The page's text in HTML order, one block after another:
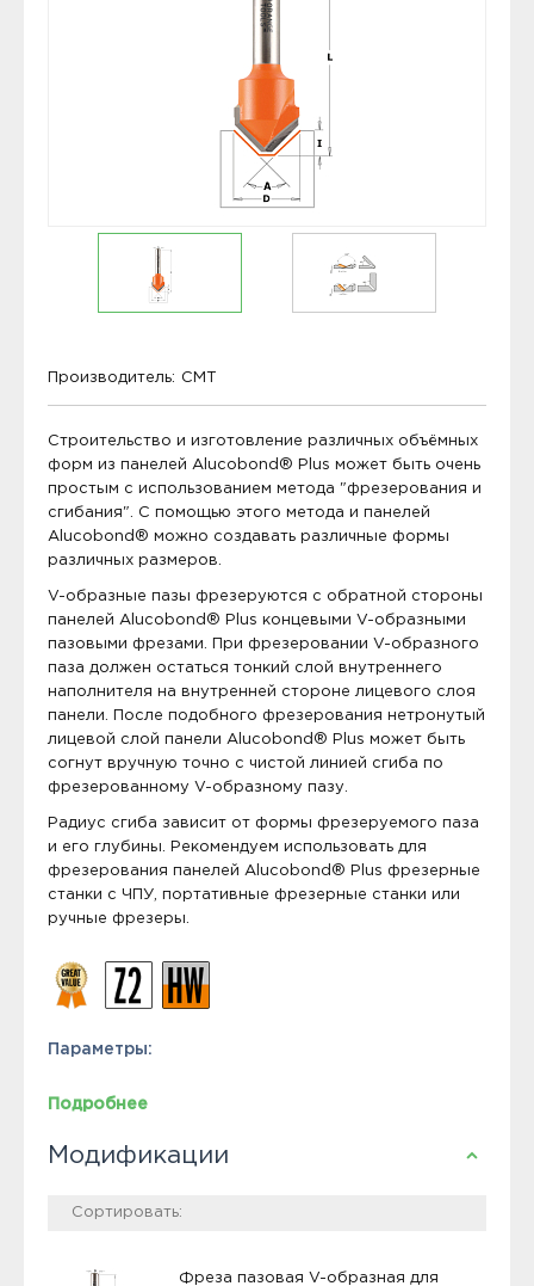
Производитель: CMT
Строительство и изготовление различных объёмных
форм из панелей Alucobond® Plus может быть очень
простым с использованием метода "фрезерования и
сгибания". С помощью этого метода и панелей
Alucobond® можно создавать различные формы
различных размеров.
V-образные пазы фрезеруются с обратной стороны
панелей Alucobond® Plus концевыми V-образными
пазовыми фрезами. При фрезеровании V-образного
паза должен остаться тонкий слой внутреннего
наполнителя на внутренней стороне лицевого слоя
панели. После подобного фрезерования нетронутый
лицевой слой панели Alucobond® Plus может быть
согнут вручную точно с чистой линией сгиба по
фрезерованному V-образному пазу.
Радиус сгиба зависит от формы фрезеруемого паза
и его глубины. Рекомендуем использовать для
фрезерования панелей Alucobond® Plus фрезерные
станки с ЧПУ, портативные фрезерные станки или
ручные фрезеры.
Параметры:
Подробнее
Модификации
Фреза пазовая V-образная для